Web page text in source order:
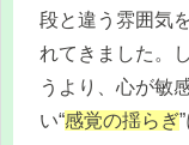
段と違う雰囲気
れてきました。
うより、心が敏
い“感覚の揺らぎ